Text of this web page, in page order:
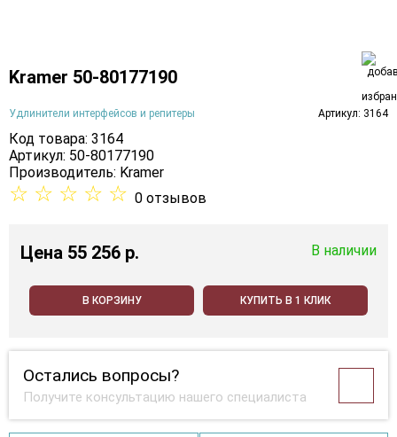
Kramer 50-80177190
Удлинители интерфейсов и репитеры Артикул: 3164
Код товара: 3164
Артикул: 50-80177190
Производитель: Kramer
☆ ☆ ☆ ☆ ☆ 0 отзывов
Цена 55 256 p. В наличии
В КОРЗИНУ КУПИТЬ В 1 КЛИК
Остались вопросы?
Получите консультацию нашего специалиста